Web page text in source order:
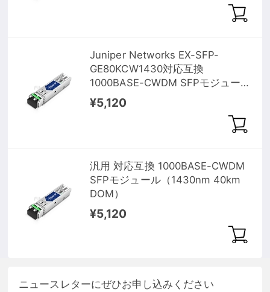
Juniper Networks EX-SFP-
GE80KCW1430対応互換
1000BASE-CWDM SFPモジュール
（1430nm 80km DOM）
¥5,120
汎用 対応互換 1000BASE-CWDM
SFPモジュール（1430nm 40km
DOM）
¥5,120
ニュースレターにぜひお申し込みください